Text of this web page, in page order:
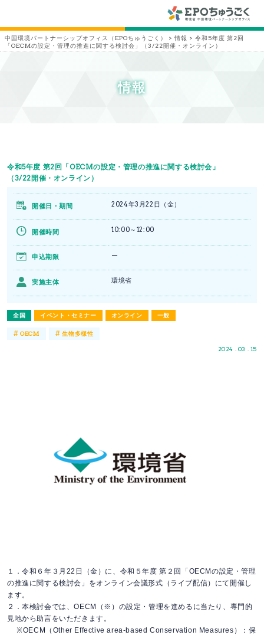
中国環境パートナーシップオフィス（EPOちゅうごく） > 情報 > 令和5年度 第2回
「OECMの設定・管理の推進に関する検討会」（3/22開催・オンライン）
情報
令和5年度 第2回「OECMの設定・管理の推進に関する検討会」
（3/22開催・オンライン）
全国 イベント・セミナー オンライン 一般
2024 . 03 . 15
開催日・期間 2024年3月22日（金）
開催時間 10:00～12:00
申込期限 ー
実施主体 環境省
#OECM #生物多様性
１．令和６年３月22日（金）に、令和５年度 第２回「OECMの設定・管理
の推進に関する検討会」をオンライン会議形式（ライブ配信）にて開催し
ます。
２．本検討会では、OECM（※）の設定・管理を進めるに当たり、専門的
見地から助言をいただきます。
※OECM（Other Effective area-based Conservation Measures）：保